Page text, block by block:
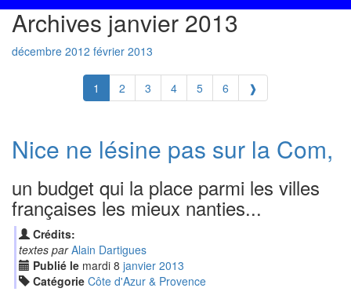
Archives janvier 2013
décembre 2012 février 2013
1 2 3 4 5 6 ❱
Nice ne lésine pas sur la Com,
un budget qui la place parmi les villes
françaises les mieux nanties...
Crédits:
textes par Alain Dartigues
Publié le mardi 8 janvier 2013
Catégorie Côte d'Azur & Provence